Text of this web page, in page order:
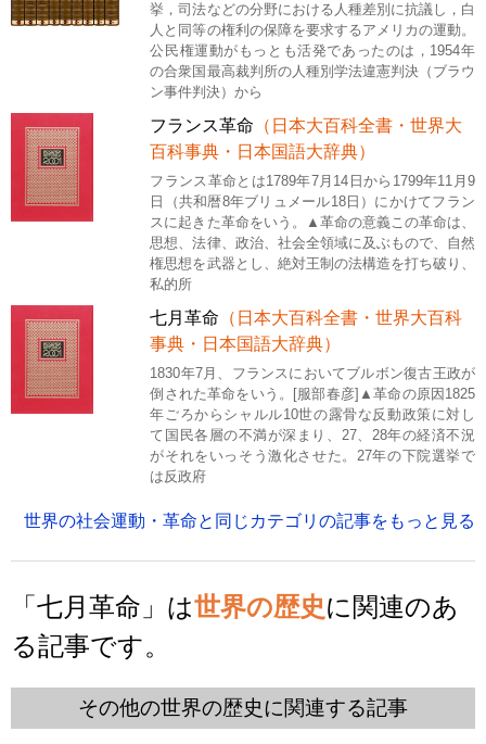
挙，司法などの分野における人種差別に抗議し，白
人と同等の権利の保障を要求するアメリカの運動。
公民権運動がもっとも活発であったのは，1954年
の合衆国最高裁判所の人種別学法違憲判決（ブラウ
ン事件判決）から
フランス革命 （日本大百科全書・世界大
百科事典・日本国語大辞典）
フランス革命とは1789年7月14日から1799年11月9
日（共和暦8年ブリュメール18日）にかけてフラン
スに起きた革命をいう。▲革命の意義この革命は、
思想、法律、政治、社会全領域に及ぶもので、自然
権思想を武器とし、絶対王制の法構造を打ち破り、
私的所
七月革命 （日本大百科全書・世界大百科
事典・日本国語大辞典）
1830年7月、フランスにおいてブルボン復古王政が
倒された革命をいう。[服部春彦]▲革命の原因1825
年ごろからシャルル10世の露骨な反動政策に対し
て国民各層の不満が深まり、27、28年の経済不況
がそれをいっそう激化させた。27年の下院選挙で
は反政府
世界の社会運動・革命と同じカテゴリの記事をもっと見る
「七月革命」は世界の歴史に関連のあ
る記事です。
その他の世界の歴史に関連する記事